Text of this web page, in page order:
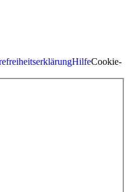
HilfeCookie-